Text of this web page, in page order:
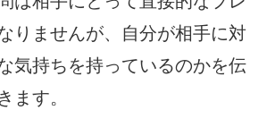
りませんが、自分が相手に対
気持ちを持っているのかを伝
ます。